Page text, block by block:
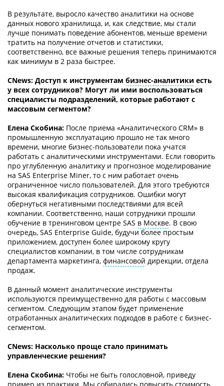
В результате, выросло качество аналитики на основе
данных нового хранилища, и, как следствие, мы стали
лучше понимать поведение абонентов, меньше времени
тратить на получение отчетов и статистики,
соответственно, все важные решения теперь принимаются
как минимум в 2 раза быстрее.
СNews: Доступ к инструментам бизнес-аналитики есть
у всех сотрудников? Могут ли ими воспользоваться
специалисты подразделений, которые работают с
массовым сегментом?
Елена Скобина: После приема «Аналитического CRM» в
промышленную эксплуатацию прошло не так много
времени, многие бизнес-пользователи пока учатся
работать с аналитическими инструментами. Если говорить
про углубленную аналитику и прогнозное моделирование
на SAS Enterprise Miner, то с ним работает очень
ограниченное число пользователей. Для этого требуются
высокая квалификация сотрудников. Ошибки могут
обернуться негативными последствиями для всей
компании. Соответственно, наши сотрудники прошли
обучение в тренинговом центре SAS в Москве. В свою
очередь, SAS Enterprise Guide, будучи более простым
приложением, доступен более широкому кругу
специалистов компании, в том числе сотрудникам
департамента маркетинга, финансовой дирекции, отдела
продаж.
В данный момент аналитические инструменты
используются преимущественно для работы с массовым
сегментом. Следующим этапом будет применение
отработанных аналитических подходов в работе с бизнес-
сегментом.
СNews: Насколько проще стало принимать
управленческие решения?
Елена Скобина: Чтобы не быть голословной, приведу